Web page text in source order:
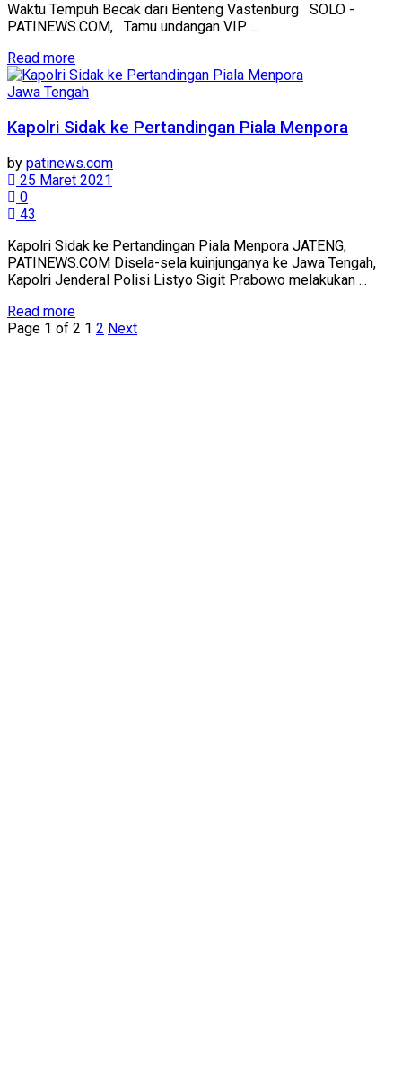
Waktu Tempuh Becak dari Benteng Vastenburg SOLO -
PATINEWS.COM, Tamu undangan VIP ...
Read moreDetails
Jawa Tengah
Kapolri Sidak ke Pertandingan Piala Menpora
by patinews.com
25 Maret 2021
0
43
Kapolri Sidak ke Pertandingan Piala Menpora JATENG,
PATINEWS.COM Disela-sela kuinjunganya ke Jawa Tengah,
Kapolri Jenderal Polisi Listyo Sigit Prabowo melakukan ...
Read moreDetails
Page 1 of 2 1 2 Next